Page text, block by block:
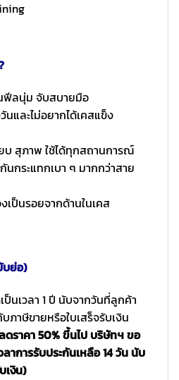
ฟีลนุ่ม จับสบายมือ
และไม่อยากได้เคสแข็ง
บ สุภาพ ใช้ได้ทุกสถานการณ์
กระแทกเบา ๆ มากกว่าสาย
เป็นรอยจากด้านในเคส
บย่อ)
นเวลา 1 ปี นับจากวันที่ลูกค้า
ภาษีขายหรือใบเสร็จรับเงิน
ราคา 50% ขึ้นไป บริษัทฯ ขอ
าการรับประกันเหลือ 14 วัน นับ
เงิน)